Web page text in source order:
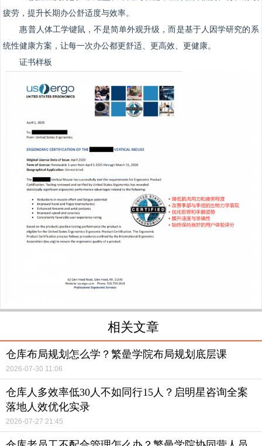
疲劳，提升长期办公舒适度与效率。
惠普人体工学键鼠，不是简单外观升级，而是基于人因学研究的系
统性健康方案，让每一次办公都更舒适、更高效、更健康。
证书样板
相关文章
仓库布局规划怎么学？繁曐学院布局规划底层课
2026-07-30 11:06
仓库人多效率低30人不如同行15人？启明星咨询全案
落地人效优化实录
2026-07-27 21:45